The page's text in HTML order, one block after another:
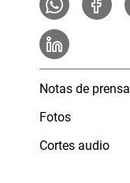
Notas de prensa
Fotos
Cortes audio